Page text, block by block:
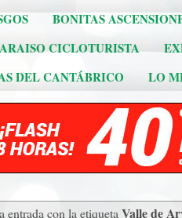
BONITAS
CICLOTURISTA
DEL CANTÁBRICO
LO
entrada con la etiquetaValle de